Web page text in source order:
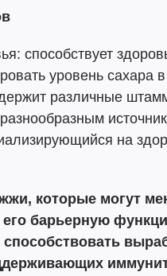
способствует
уровень сахара в
различные
на
которые могут
его барьерную